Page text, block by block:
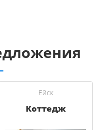
Ейск
Коттедж